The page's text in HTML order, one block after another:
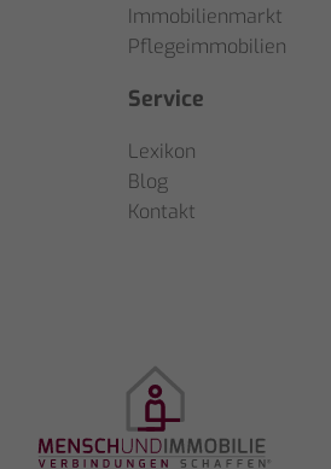
Immobilienmarkt
Pflegeimmobilien
Service
Lexikon
Blog
Kontakt